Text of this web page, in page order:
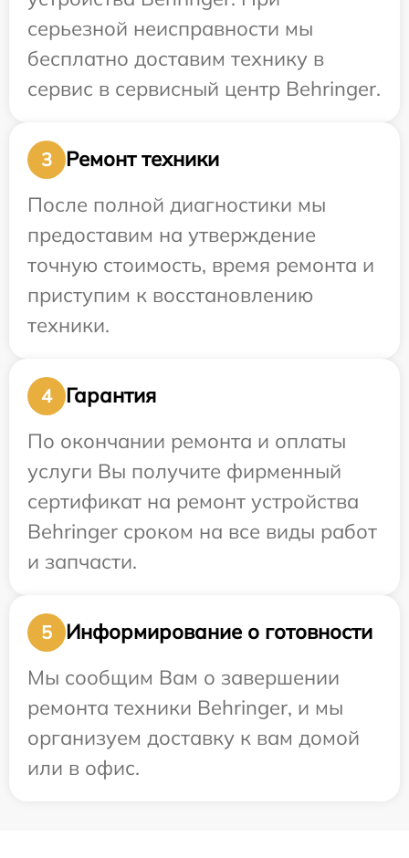
серьезной неисправности мы
бесплатно доставим технику в
сервис в сервисный центр Behringer.
3
Ремонт техники
После полной диагностики мы
предоставим на утверждение
точную стоимость, время ремонта и
приступим к восстановлению
техники.
4
Гарантия
По окончании ремонта и оплаты
услуги Вы получите фирменный
сертификат на ремонт устройства
Behringer сроком на все виды работ
и запчасти.
5
Информирование о готовности
Мы сообщим Вам о завершении
ремонта техники Behringer, и мы
организуем доставку к вам домой
или в офис.